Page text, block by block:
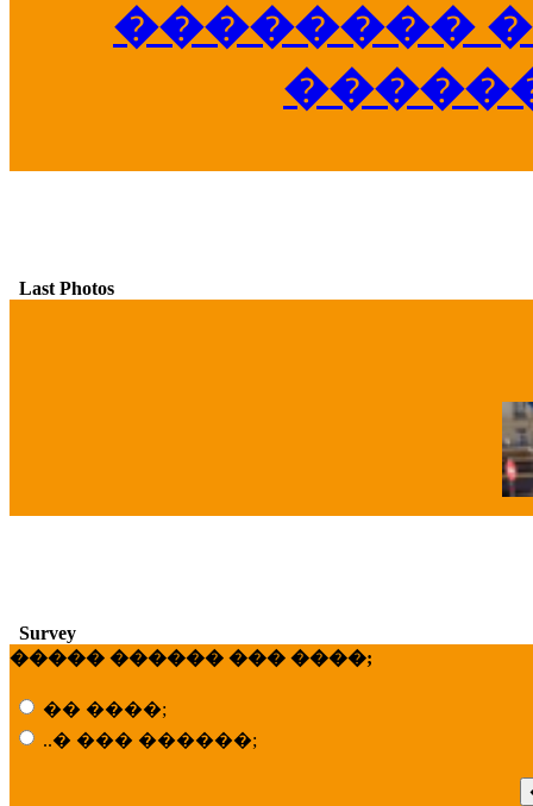
��������
Last Photos
Survey
����� ������ ��� ����;
�� ����;
..� ��� ������;